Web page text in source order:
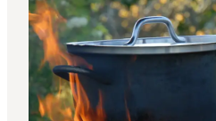
Bestemmingen
Wat te doen
Accommodaties
Plan je reis